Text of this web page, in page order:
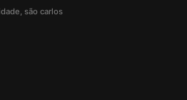
, são carlos